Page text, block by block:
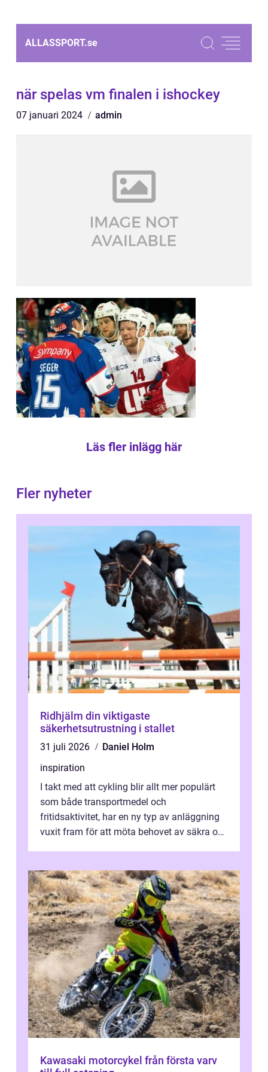
ALLASSPORT.se
när spelas vm finalen i ishockey
07 januari 2024 admin
Läs fler inlägg här
Fler nyheter
Ridhjälm din viktigaste
säkerhetsutrustning i stallet
31 juli 2026
Daniel Holm
inspiration
I takt med att cykling blir allt mer populärt
som både transportmedel och
fritidsaktivitet, har en ny typ av anläggning
vuxit fram för att möta behovet av säkra och
Kawasaki motorcykel från första varv